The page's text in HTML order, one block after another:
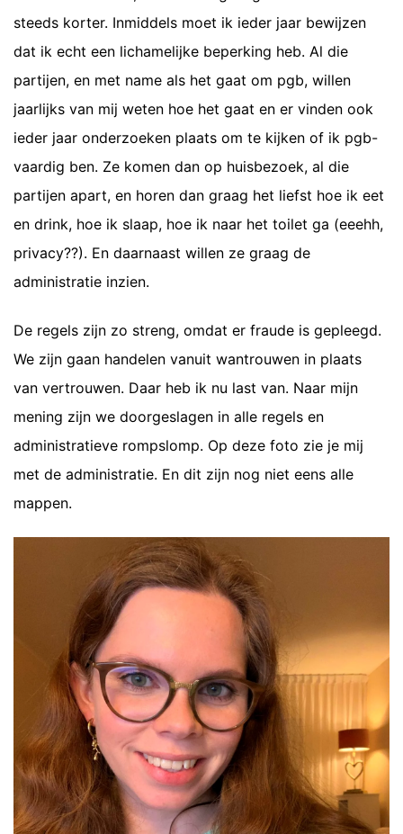
steeds korter. Inmiddels moet ik ieder jaar bewijzen
dat ik echt een lichamelijke beperking heb. Al die
partijen, en met name als het gaat om pgb, willen
jaarlijks van mij weten hoe het gaat en er vinden ook
ieder jaar onderzoeken plaats om te kijken of ik pgb-
vaardig ben. Ze komen dan op huisbezoek, al die
partijen apart, en horen dan graag het liefst hoe ik eet
en drink, hoe ik slaap, hoe ik naar het toilet ga (eeehh,
privacy??). En daarnaast willen ze graag de
administratie inzien.
De regels zijn zo streng, omdat er fraude is gepleegd.
We zijn gaan handelen vanuit wantrouwen in plaats
van vertrouwen. Daar heb ik nu last van. Naar mijn
mening zijn we doorgeslagen in alle regels en
administratieve rompslomp. Op deze foto zie je mij
met de administratie. En dit zijn nog niet eens alle
mappen.